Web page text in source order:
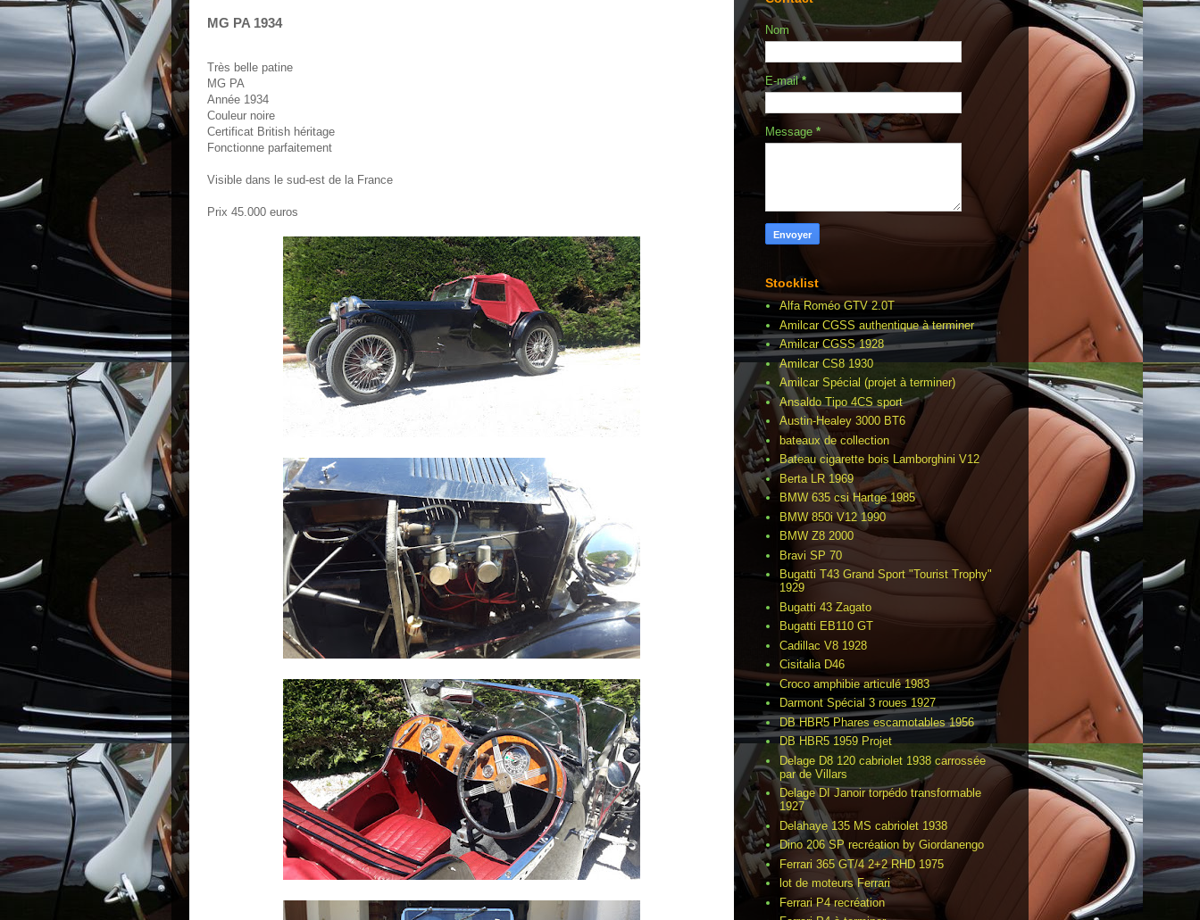
MG PA 1934
Très belle patine
MG PA
Année 1934
Couleur noire
Certificat British héritage
Fonctionne parfaitement
Visible dans le sud-est de la France
Prix 45.000 euros
Nom
E-mail*
Message *
Stocklist
Alfa Roméo GTV 2.0T
Amilcar CGSS authentique à terminer
Amilcar CGSS 1928
Amilcar CS8 1930
Amilcar Spécial (projet à terminer)
Ansaldo Tipo 4CS sport
Austin-Healey 3000 BT6
bateaux de collection
Bateau cigarette bois Lamborghini V12
Berta LR 1969
BMW 635 csi Hartge 1985
BMW 850i V12 1990
BMW Z8 2000
Bravi SP 70
Bugatti T43 Grand Sport "Tourist Trophy"
1929
Bugatti 43 Zagato
Bugatti EB110 GT
Cadillac V8 1928
Cisitalia D46
Croco amphibie articulé 1983
Darmont Spécial 3 roues 1927
DB HBR5 Phares escamotables 1956
DB HBR5 1959 Projet
Delage D8 120 cabriolet 1938 carrossée
par de Villars
Delage DI Janoir torpédo transformable
1927
Delahaye 135 MS cabriolet 1938
Dino 206 SP recréation by Giordanengo
Ferrari 365 GT/4 2+2 RHD 1975
lot de moteurs Ferrari
Ferrari P4 recréation